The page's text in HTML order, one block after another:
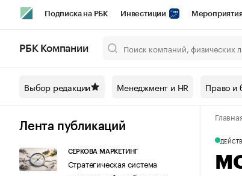
Подписка на РБК Инвестиции Мероприятия
Спецпроекты СПб Конференции СПб
Технологии и медиа Рынок
РБК Компании
Выбор редакции Менеджмент и HR Право и
Лента публикаций
СЕРКОВА МАРКЕТИНГ
Стратегическая система